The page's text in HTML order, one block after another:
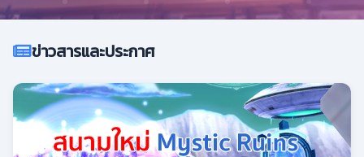
ข่าวสารและประกาศ